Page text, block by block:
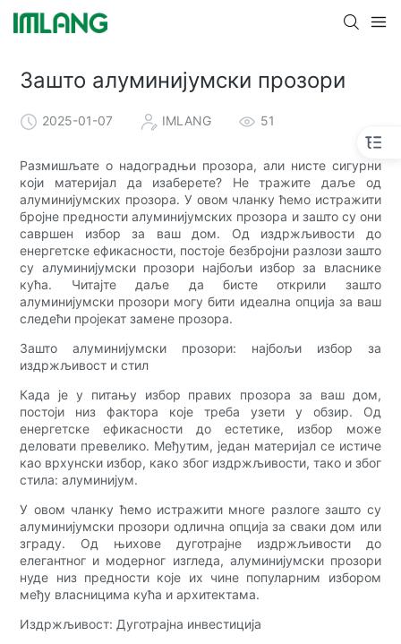
Зашто алуминијумски прозори
2025-01-07 IMLANG 51
Размишљате о надоградњи прозора, али нисте сигурни
који материјал да изаберете? Не тражите даље од
алуминијумских прозора. У овом чланку ћемо истражити
бројне предности алуминијумских прозора и зашто су они
савршен избор за ваш дом. Од издржљивости до
енергетске ефикасности, постоје безбројни разлози зашто
су алуминијумски прозори најбољи избор за власнике
кућа. Читајте даље да бисте открили зашто
алуминијумски прозори могу бити идеална опција за ваш
следећи пројекат замене прозора.
Зашто алуминијумски прозори: најбољи избор за
издржљивост и стил
Када је у питању избор правих прозора за ваш дом,
постоји низ фактора које треба узети у обзир. Од
енергетске ефикасности до естетике, избор може
деловати превелико. Међутим, један материјал се истиче
као врхунски избор, како због издржљивости, тако и због
стила: алуминијум.
У овом чланку ћемо истражити многе разлоге зашто су
алуминијумски прозори одлична опција за сваки дом или
зграду. Од њихове дуготрајне издржљивости до
елегантног и модерног изгледа, алуминијумски прозори
нуде низ предности које их чине популарним избором
међу власницима кућа и архитектама.
Издржљивост: Дуготрајна инвестиција